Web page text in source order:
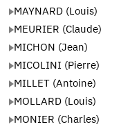
MAYNARD (Louis)
MEURIER (Claude)
MICHON (Jean)
MICOLINI (Pierre)
MILLET (Antoine)
MOLLARD (Louis)
MONIER (Charles)